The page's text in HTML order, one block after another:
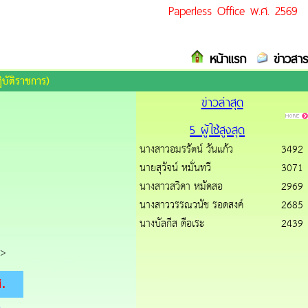
Paperless Office พ.ศ. 2569
หน้าแรก ข่าวสาร
ติราชการ)
ข่าวล่าสุด
5 ผู้ใช้สูงสุด
นางสาวอมรรัตน์ วันแก้ว
3492
นายสุวัจน์ หมั่นทวี
3071
นางสาวสวิดา หมัดสอ
2969
นางสาววรรณวนัช รอดสงค์
2685
นางบัลกีส ดือเระ
2439